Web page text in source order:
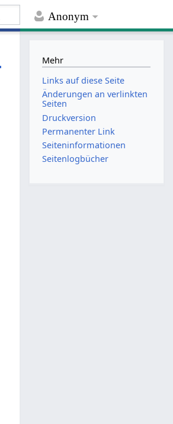
Anonym
Mehr
Links auf diese Seite
Änderungen an verlinkten
Seiten
Druckversion
Permanenter Link
Seiten­­informationen
Seitenlogbücher